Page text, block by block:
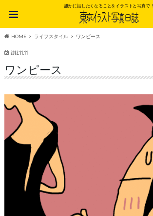
誰かに話したくなることをイラストと写真で！
HOME ライフスタイル ワンピース
2012.11.11
ワンピース